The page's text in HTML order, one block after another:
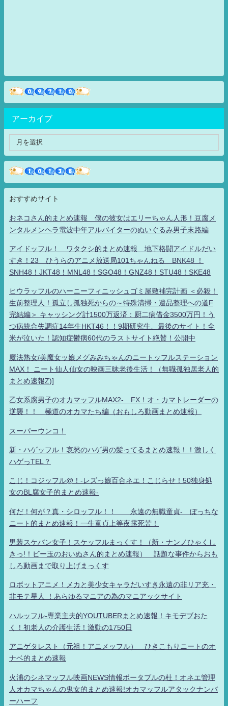
アーカイブ
おすすめサイト
おネコさん的まとめ速報 僕の彼女はエリーちゃん人形！豆腐メ
ンタルメンヘラ電波中年アルバイターのぬいぐるみ男子末路編
アイドッフル！ ワタクシ的まとめ速報 地下格闘アイドルだい
すき！23 ひうらのアニメ放送局101ちゃんねる BNK48 ！
SNH48！JKT48！MNL48！SGO48！GNZ48！STU48！SKE48
ヒウラッフルのハーニーフィニッシュゴミ屋敷補完計画 ＜必殺！
生前整理人！孤立し孤独死からの～特殊清掃・遺品整理への道F
完結編＞ キャッシング計1500万返済：厨二病借金3500万円！う
つ病統合失調症14年生HKT46！！9期研究生、最後のサイト！全
米が泣いた！認知症鬱病60代のラストサイト絶賛！公開中
魔法熟女/美魔女ッ娘メグみみちゃんのニートッフルステーション
MAX！ ニート仙人仙女の映画三昧老後生活！（無職孤独居老人的
まとめ速報Z)]
乙女系腐男子のオカマッフルMAX2- FX！オ・カマトレーダーの
逆襲！！ 極道のオカマたち編（おもしろ動画まとめ速報）
スーパーウンコ！
新・ハゲッフル！哀愁のハゲ男の髪ってるまとめ速報！！激しく
ハゲっTEL？
こじ！コジッフル@！-レズっ娘百合ネエ！こじらせ！50独身処
女のBL腐女子的まとめ速報-
何だ！何が？真・シロッフル！！ 永遠の無職童貞- ぼっちな
ニート的まとめ速報！一生童貞上等夜露死苦！
男装スケバン女子！スケッフルまっくす！（新・ナンノひゃくし
きっ!！ビー玉のおいぬさん的まとめ速報） 話題な事件からおも
しろ動画まで取り上げまっくす
ロボットアニメ！メカと美少女キャラだいすき永遠の非リア充・
非モテ星人 ！あらゆるマニアの為のマニアックサイト
ハルッフル-専業主夫的YOUTUBERまとめ速報！キモデブおた
く！初老人の介護生活！激動の1750日
アニゲタレスト（元祖！アニメッフル） ひきこもりニートのオ
ナベ的まとめ速報
火浦のシネマッフル映画NEWS情報ポータブルの杜！オネエ管理
人オカマちゃんの鬼女的まとめ速報!オカマッフルアタックナンバ
ーハーフ